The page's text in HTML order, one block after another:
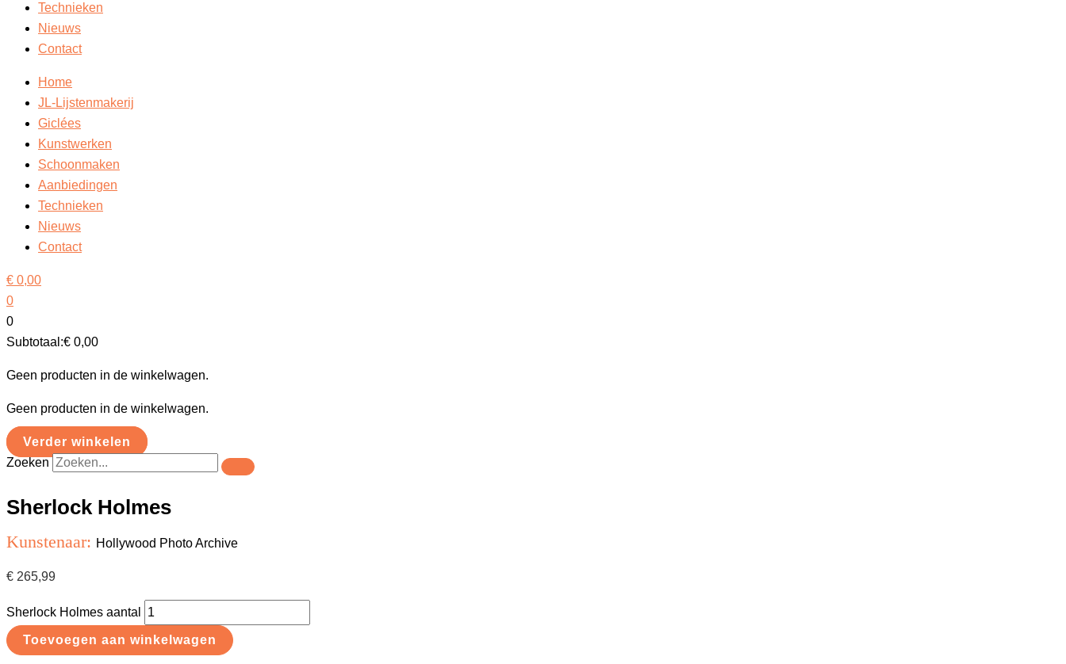
Technieken
Nieuws
Contact
Home
JL-Lijstenmakerij
Giclées
Kunstwerken
Schoonmaken
Aanbiedingen
Technieken
Nieuws
Contact
€ 0,00
0
0
Subtotaal:€ 0,00
Geen producten in de winkelwagen.
Geen producten in de winkelwagen.
Verder winkelen
Zoeken
Sherlock Holmes
Kunstenaar: Hollywood Photo Archive
€ 265,99
Sherlock Holmes aantal
Toevoegen aan winkelwagen